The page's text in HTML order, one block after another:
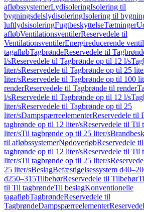
afløbssystemerLydisoleringIsolering til
bygningsdelslydisoleringIsolering til
luftlydsisoleringFugtbeskyttelseTætninger
afløbVentilationsventilerReservedele til
VentilationsventilerEnergireducerende
tagafløbTagbrøndeReservedele til
l/sReservedele til Tagbrønde op til 12 l/s
liter/sReservedele til Tagbrønde op til 25
liter/sReservedele til Tagbrønde op til 100
renderReservedele til Tagbrønde til render
l/sReservedele til Tagbrønde op til 12 l/s
liter/sReservedele til Tagbrønde op til 25
liter/sDampspærreelementerReservedele til
tagbrønde op til 12 liter/sReservedele til Til
liter/sTil tagbrønde op til 25 liter/s
til afløbssystemerNødoverløbReservedele
tagbrønde op til 12 liter/sReservedele til Til
liter/sTil tagbrønde op til 25 liter/s
25 liter/sBeslagBefæstigelsessystem
d250–315TilbehørReservedele til Tilbehør
til Til tagbrøndeTil beslagKonventionelle
tagafløbTagbrøndeReservedele til
TagbrøndeDampspærreelementer